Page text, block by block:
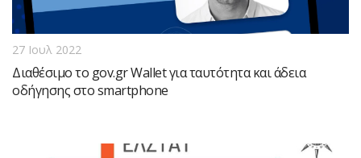
27 Ιουλ 2022
Διαθέσιμο το gov.gr Wallet για ταυτότητα και άδεια
οδήγησης στο smartphone